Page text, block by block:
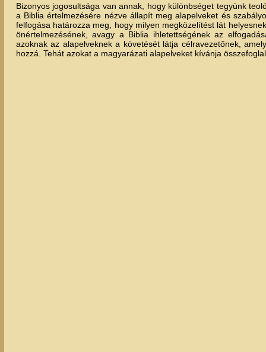
Bizonyos jogosultsága van annak, hogy különbséget tegyünk
a Biblia értelmezésére nézve állapít meg alapelveket és
felfogása határozza meg, hogy milyen megközelítést lát
önértelmezésének, avagy a Biblia ihletettségének az
azoknak az alapelveknek a követését látja célravezetőnek,
hozzá. Tehát azokat a magyarázati alapelveket kívánja